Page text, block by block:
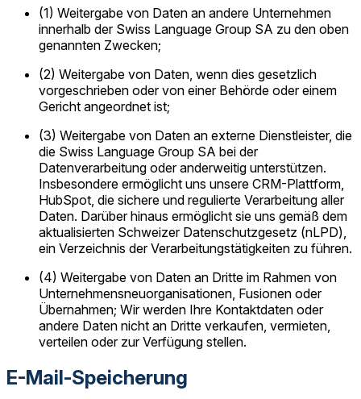
(1) Weitergabe von Daten an andere Unternehmen
innerhalb der Swiss Language Group SA zu den oben
genannten Zwecken;
(2) Weitergabe von Daten, wenn dies gesetzlich
vorgeschrieben oder von einer Behörde oder einem
Gericht angeordnet ist;
(3) Weitergabe von Daten an externe Dienstleister, die
die Swiss Language Group SA bei der
Datenverarbeitung oder anderweitig unterstützen.
Insbesondere ermöglicht uns unsere CRM-Plattform,
HubSpot, die sichere und regulierte Verarbeitung aller
Daten. Darüber hinaus ermöglicht sie uns gemäß dem
aktualisierten Schweizer Datenschutzgesetz (nLPD),
ein Verzeichnis der Verarbeitungstätigkeiten zu führen.
(4) Weitergabe von Daten an Dritte im Rahmen von
Unternehmensneuorganisationen, Fusionen oder
Übernahmen; Wir werden Ihre Kontaktdaten oder
andere Daten nicht an Dritte verkaufen, vermieten,
verteilen oder zur Verfügung stellen.
E-Mail-Speicherung